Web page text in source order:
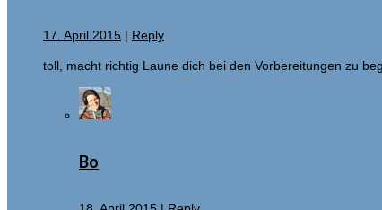
17. April 2015 | Reply
toll, macht richtig Laune dich bei den Vorbereitungen zu
Bo